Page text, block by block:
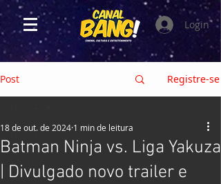
Login
Post Registre-se
Batman Ninja vs. Liga Yakuza
| Divulgado novo trailer e
18 de out. de 2024 1 min de leitura